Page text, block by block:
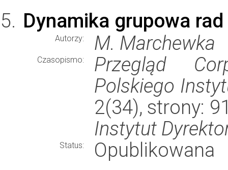
Dynamika grupowa
Autorzy: M. Marchewka
Czasopismo:
Przegląd
Polskiego
2(34), strony:
Instytut
Status:
Opublikowana